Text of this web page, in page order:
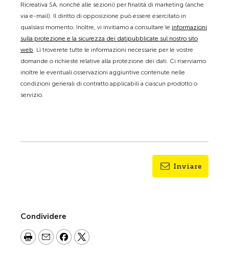
Ricreativa SA, nonché alle sezioni) per finalità di marketing (anche
via e-mail). Il diritto di opposizione può essere esercitato in
qualsiasi momento. Inoltre, vi invitiamo a consultare le informazioni
sulla protezione e la sicurezza dei datipubblicate sul nostro sito
web. Lì troverete tutte le informazioni necessarie per le vostre
domande o richieste relative alla protezione dei dati. Ci riserviamo
inoltre le eventuali osservazioni aggiuntive contenute nelle
condizioni generali di contratto applicabili a ciascun prodotto o
servizio.
Inviare
Condividere